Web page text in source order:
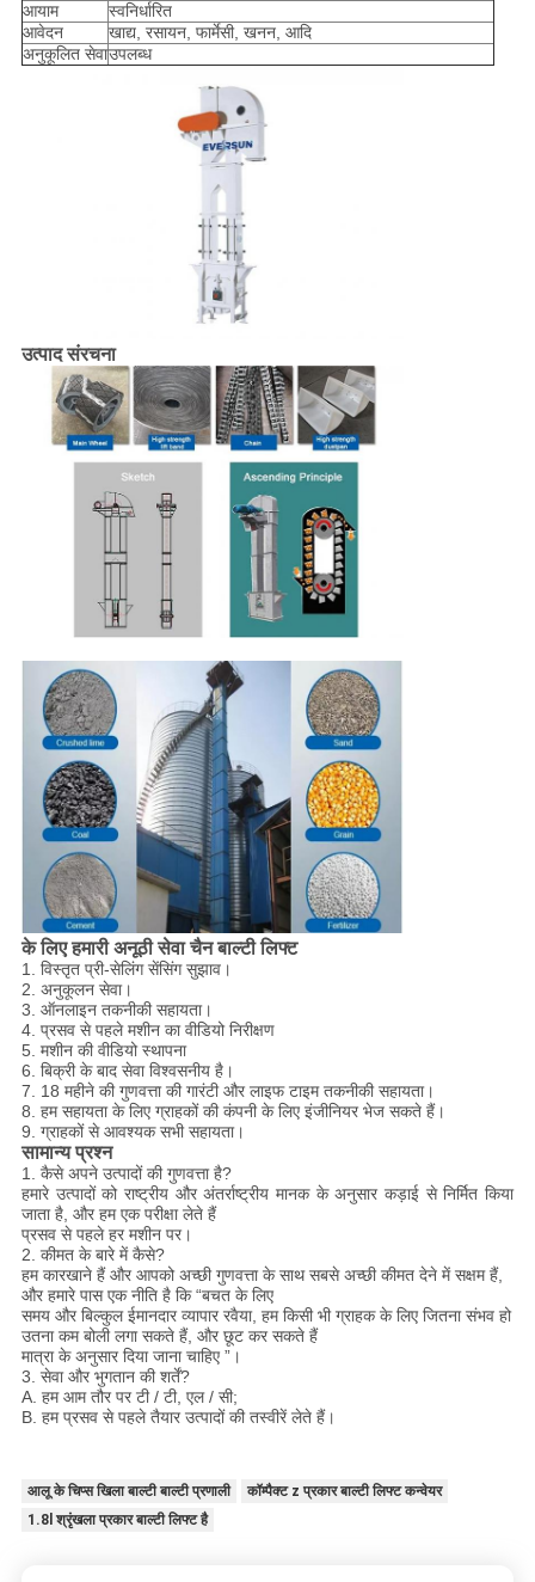
आयाम
स्वनिर्धारित
आवेदन
खाद्य, रसायन, फार्मेसी, खनन, आदि
अनुकूलित सेवाउपलब्ध
उत्पाद संरचना
के लिए हमारी अनूठी सेवाचैन बाल्टी लिफ्ट
1. विस्तृत प्री-सेलिंग सेंसिंग सुझाव।
2. अनुकूलन सेवा।
3. ऑनलाइन तकनीकी सहायता।
4. प्रसव से पहले मशीन का वीडियो निरीक्षण
5. मशीन की वीडियो स्थापना
6. बिक्री के बाद सेवा विश्वसनीय है।
7. 18 महीने की गुणवत्ता की गारंटी और लाइफ टाइम तकनीकी सहायता।
8. हम सहायता के लिए ग्राहकों की कंपनी के लिए इंजीनियर भेज सकते हैं।
9. ग्राहकों से आवश्यक सभी सहायता।
सामान्य प्रश्न
1. कैसे अपने उत्पादों की गुणवत्ता है?
हमारे उत्पादों को राष्ट्रीय और अंतर्राष्ट्रीय मानक के अनुसार कड़ाई से निर्मित किया
जाता है, और हम एक परीक्षा लेते हैं
प्रसव से पहले हर मशीन पर।
2. कीमत के बारे में कैसे?
हम कारखाने हैं और आपको अच्छी गुणवत्ता के साथ सबसे अच्छी कीमत देने में सक्षम हैं,
और हमारे पास एक नीति है कि “बचत के लिए
समय और बिल्कुल ईमानदार व्यापार रवैया, हम किसी भी ग्राहक के लिए जितना संभव हो
उतना कम बोली लगा सकते हैं, और छूट कर सकते हैं
मात्रा के अनुसार दिया जाना चाहिए ”।
3. सेवा और भुगतान की शर्तें?
A. हम आम तौर पर टी / टी, एल / सी;
B. हम प्रसव से पहले तैयार उत्पादों की तस्वीरें लेते हैं।
आलू के चिप्स खिला बाल्टी बाल्टी प्रणाली
कॉम्पैक्ट z प्रकार बाल्टी लिफ्ट कन्वेयर
1.8l श्रृंखला प्रकार बाल्टी लिफ्ट है